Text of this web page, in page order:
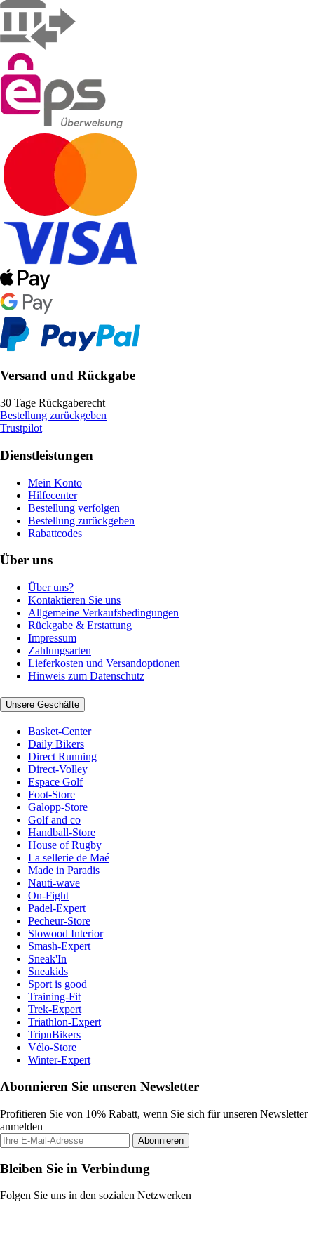
Versand und Rückgabe
30 Tage Rückgaberecht
Bestellung zurückgeben
Trustpilot
Dienstleistungen
Mein Konto
Hilfecenter
Bestellung verfolgen
Bestellung zurückgeben
Rabattcodes
Über uns
Über uns?
Kontaktieren Sie uns
Allgemeine Verkaufsbedingungen
Rückgabe & Erstattung
Impressum
Zahlungsarten
Lieferkosten und Versandoptionen
Hinweis zum Datenschutz
Unsere Geschäfte
Basket-Center
Daily Bikers
Direct Running
Direct-Volley
Espace Golf
Foot-Store
Galopp-Store
Golf and co
Handball-Store
House of Rugby
La sellerie de Maé
Made in Paradis
Nauti-wave
On-Fight
Padel-Expert
Pecheur-Store
Slowood Interior
Smash-Expert
Sneak'In
Sneakids
Sport is good
Training-Fit
Trek-Expert
Triathlon-Expert
TripnBikers
Vélo-Store
Winter-Expert
Abonnieren Sie unseren Newsletter
Profitieren Sie von 10% Rabatt, wenn Sie sich für unseren Newsletter
anmelden
Abonnieren
Bleiben Sie in Verbindung
Folgen Sie uns in den sozialen Netzwerken